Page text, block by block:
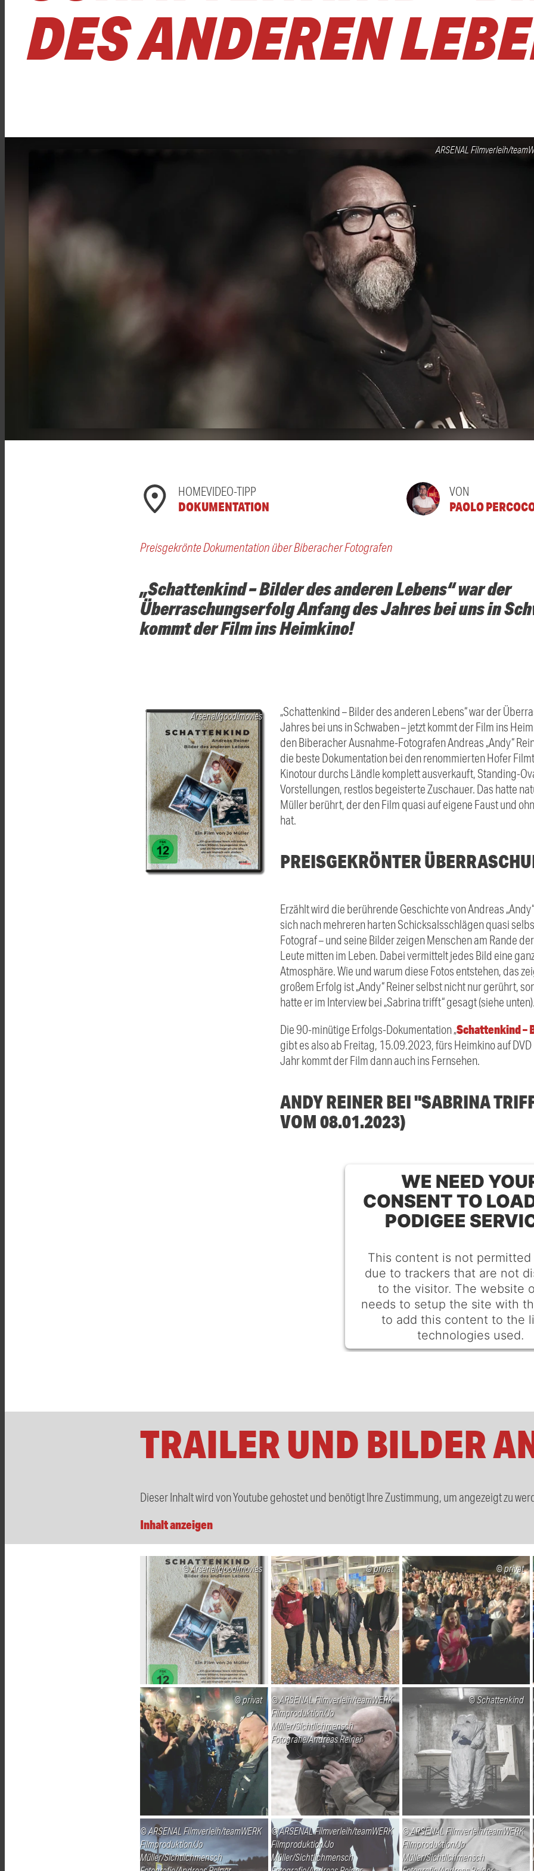
DES ANDEREN
ARSENAL Filmverleih/
HOMEVIDEO-TIPP
DOKUMENTATION
VON
PAOLO
Preisgekrönte Dokumentation über Biberacher Fotografen
„Schattenkind – Bilder des anderen Lebens“ war der
Überraschungserfolg Anfang des Jahres bei uns in
kommt der Film ins Heimkino!
Arsenal/good!movies
„Schattenkind – Bilder des anderen Lebens“ war der
Jahres bei uns in Schwaben – jetzt kommt der Film ins
den Biberacher Ausnahme-Fotografen Andreas „Andy“
die beste Dokumentation bei den renommierten Hofer
Kinotour durchs Ländle komplett ausverkauft, Standing-
Vorstellungen, restlos begeisterte Zuschauer. Das hatte
Müller berührt, der den Film quasi auf eigene Faust und
hat.
PREISGEKRÖNTER
Erzählt wird die berührende Geschichte von Andreas
sich nach mehreren harten Schicksalsschlägen quasi
Fotograf – und seine Bilder zeigen Menschen am Rande
Leute mitten im Leben. Dabei vermittelt jedes Bild eine
Atmosphäre. Wie und warum diese Fotos entstehen, das
großem Erfolg ist „Andy“ Reiner selbst nicht nur gerührt,
hatte er im Interview bei „Sabrina trifft“ gesagt (siehe
Die 90-minütige Erfolgs-Dokumentation „Schattenkind –
gibt es also ab Freitag, 15.09.2023, fürs Heimkino auf
Jahr kommt der Film dann auch ins Fernsehen.
ANDY REINER BEI "SABRINA
VOM 08.01.2023)
WE NEED
CONSENT TO
PODIGEE
This content is not
due to trackers that are not
to the visitor. The website
needs to setup the site with
to add this content to the
technologies used.
TRAILER UND BILDER
Dieser Inhalt wird von Youtube gehostet und benötigt Ihre Zustimmung, um angezeigt zu
Inhalt anzeigen
Arsenal/good!movies privat privat
privat
ARSENAL Filmverleih/teamWERK
Filmproduktion/Jo
Müller/Sichtlichmensch
Fotografie/Andreas Reiner
Schattenkind
ARSENAL Filmverleih/teamWERK
Filmproduktion/Jo
Müller/Sichtlichmensch
ARSENAL Filmverleih/teamWERK
Filmproduktion/Jo
Müller/Sichtlichmensch
ARSENAL Filmverleih/teamWERK
Filmproduktion/Jo
Müller/Sichtlichmensch